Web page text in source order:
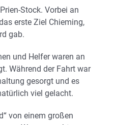
Stock. Vorbei an
erste Ziel Chieming,
gab.
und Helfer waren an
Während der Fahrt war
gesorgt und es
viel gelacht.
von einem großen